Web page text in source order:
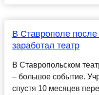
В Ставрополе
заработал театр
В Ставропольском
– большое событие.
спустя 10 месяцев